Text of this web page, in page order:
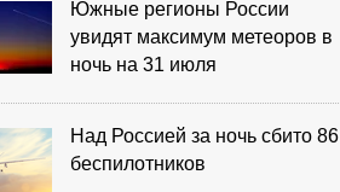
Южные регионы России
увидят максимум метеоров в
ночь на 31 июля
Над Россией за ночь сбито 86
беспилотников